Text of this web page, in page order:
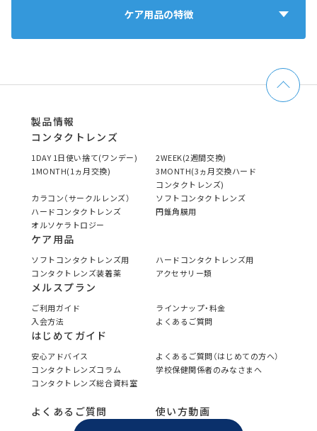
ケア用品の特徴
製品情報
コンタクトレンズ
1DAY 1日使い捨て(ワンデー)
2WEEK(2週間交換)
1MONTH(1ヵ月交換)
3MONTH(3ヵ月交換ハード
コンタクトレンズ)
カラコン（サークルレンズ）
ソフトコンタクトレンズ
ハードコンタクトレンズ
円錐角膜用
オルソケラトロジー
ケア用品
ソフトコンタクトレンズ用
ハードコンタクトレンズ用
コンタクトレンズ装着薬
アクセサリー類
メルスプラン
ご利用ガイド
ラインナップ・料金
入会方法
よくあるご質問
はじめてガイド
安心アドバイス
よくあるご質問（はじめての方へ）
コンタクトレンズコラム
学校保健関係者のみなさまへ
コンタクトレンズ総合資料室
よくあるご質問 使い方動画